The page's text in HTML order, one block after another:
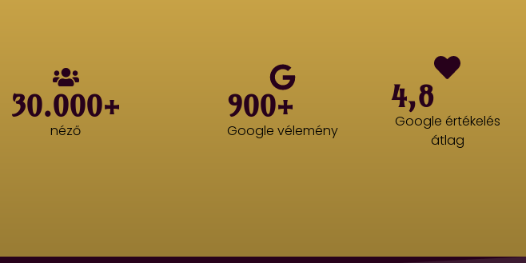
30.000+
néző
900+
Google vélemény
4,8
Google értékelés
átlag